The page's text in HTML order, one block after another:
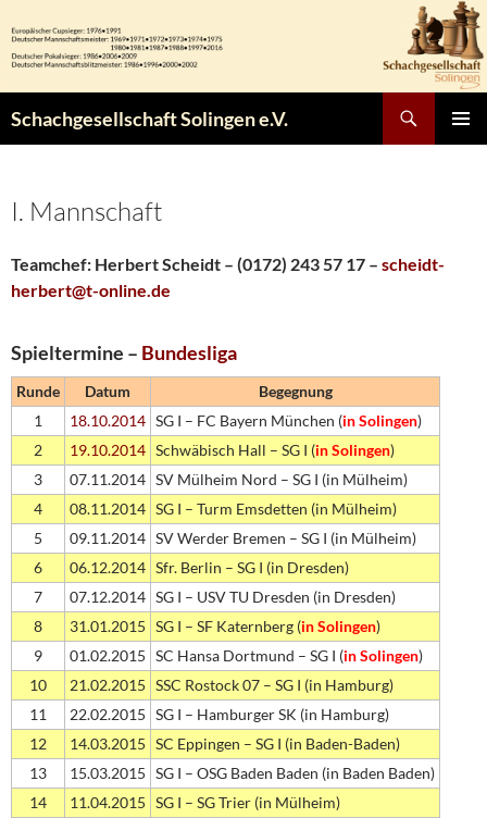
Inhalt
springen
Schachgesellschaft Solingen e.V.
I. Mannschaft
Teamchef: Herbert Scheidt – (0172) 243 57 17 – scheidt-
herbert@t-online.de
Spieltermine – Bundesliga
Runde Datum
Begegnung
1
18.10.2014 SG I – FC Bayern München (in Solingen)
2
19.10.2014 Schwäbisch Hall – SG I (in Solingen)
3
07.11.2014 SV Mülheim Nord – SG I (in Mülheim)
4
08.11.2014 SG I – Turm Emsdetten (in Mülheim)
5
09.11.2014 SV Werder Bremen – SG I (in Mülheim)
6
06.12.2014 Sfr. Berlin – SG I (in Dresden)
7
07.12.2014 SG I – USV TU Dresden (in Dresden)
8
31.01.2015 SG I – SF Katernberg (in Solingen)
9
01.02.2015 SC Hansa Dortmund – SG I (in Solingen)
10
21.02.2015 SSC Rostock 07 – SG I (in Hamburg)
11
22.02.2015 SG I – Hamburger SK (in Hamburg)
12
14.03.2015 SC Eppingen – SG I (in Baden-Baden)
13
15.03.2015 SG I – OSG Baden Baden (in Baden Baden)
14
11.04.2015 SG I – SG Trier (in Mülheim)